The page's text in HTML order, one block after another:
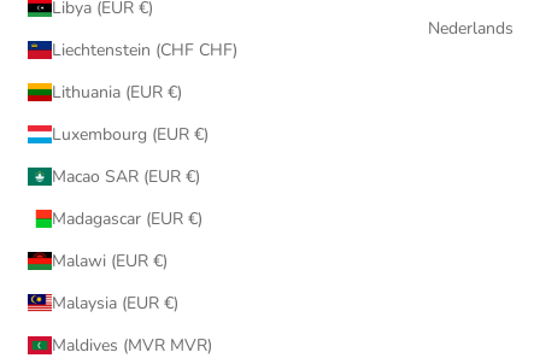
Libya (EUR €)
Liechtenstein (CHF CHF)
Lithuania (EUR €)
Luxembourg (EUR €)
Macao SAR (EUR €)
Madagascar (EUR €)
Malawi (EUR €)
Malaysia (EUR €)
Maldives (MVR MVR)
Nederlands